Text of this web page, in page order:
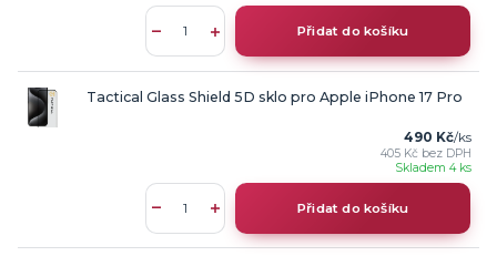
Přidat do košíku
Tactical Glass Shield 5D sklo pro Apple iPhone 17 Pro
490 Kč/ks
405 Kč bez DPH
Skladem 4 ks
Přidat do košíku